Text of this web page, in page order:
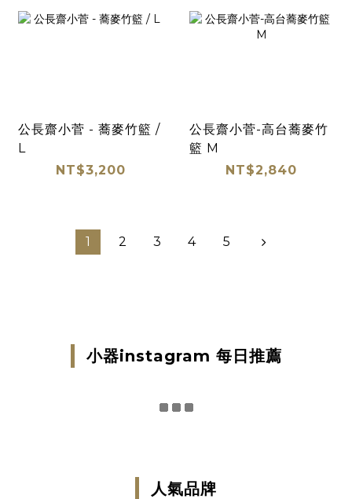
公長齋小菅 - 蕎麥竹籃 /
L
NT$3,200
公長齋小菅-高台蕎麥竹
籃 M
NT$2,840
1 2 3 4 5
小器instagram 每日推薦
人氣品牌